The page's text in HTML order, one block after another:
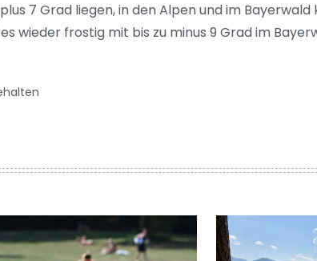
7 Grad liegen, in den Alpen und im Bayerwald
wieder frostig mit bis zu minus 9 Grad im